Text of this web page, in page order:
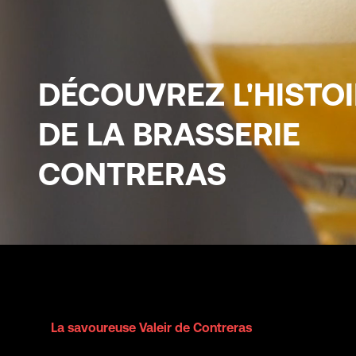
DÉCOUVREZ
DE LA BRASSERIE
CONTRERAS
La savoureuse Valeir de Contreras